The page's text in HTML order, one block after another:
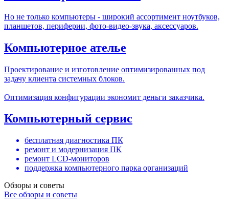
Но не только компьютеры - широкий ассортимент ноутбуков,
планшетов, периферии, фото-видео-звука, аксессуаров.
Компьютерное ателье
Проектирование и изготовление оптимизированных под
задачу клиента системных блоков.
Оптимизация конфигурации экономит деньги заказчика.
Компьютерный сервис
бесплатная диагностика ПК
ремонт и модернизация ПК
ремонт LCD-мониторов
поддержка компьютерного парка организаций
Обзоры и советы
Все обзоры и советы